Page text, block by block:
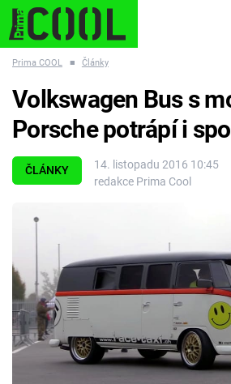
ESCAPE PLNEJ KOTEL AVENGERS 5
Témata
Seriály
Hry
Prima COOL ■ Články
ČLÁNKY
14. listopadu 2016 10:45
redakce Prima Cool
Volkswagen Bus s
Porsche potrápí i